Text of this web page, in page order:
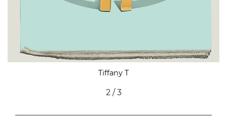
Tiffany T
2 / 3